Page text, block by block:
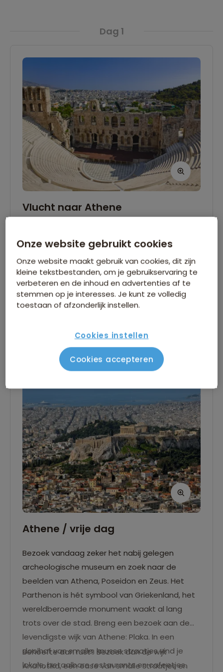
Dag 1
Vlucht naar Athene
Griekenland. De vluchttijden staan vermeld bij
het vluchtschema. Bij aankomst staat je
reisbegeleid(st)er al op je te wachten om je
naar het hotel in het centrum van de stad te
brengen. Onder het genot van een drankje
Nederlands sprekende reisleider. Afhankelijk van
alvast de omgeving te ontdekken. Even
bijslapen en bijkomen van de reis kan natuurlijk
Athene / vrije dag
Bezoek vandaag zeker het nabij gelegen
archeologische museum en zoek naar de
beelden van Athena, Poseidon en Zeus. Het
Parthenon is hét symbool van Griekenland, het
wereldberoemde monument waakt al lang
trots over de stad. Breng een bezoek aan de
levendigste wijk van Athene: Plaka. In een
doolhof van smalle, knusse straatjes vind je
lokale, betaalbare restaurants en cafeetjes.
Behoefte aan rust? Bezoek dan de wijk
Anafiotika, een oase van smalle straatjes en
Onze website gebruikt cookies
Onze website maakt gebruik van cookies, dit zijn
kleine tekstbestanden, om je gebruikservaring te
verbeteren en de inhoud en advertenties af te
stemmen op je interesses. Je kunt ze volledig
toestaan of afzonderlijk instellen.
Cookies instellen
Cookies accepteren